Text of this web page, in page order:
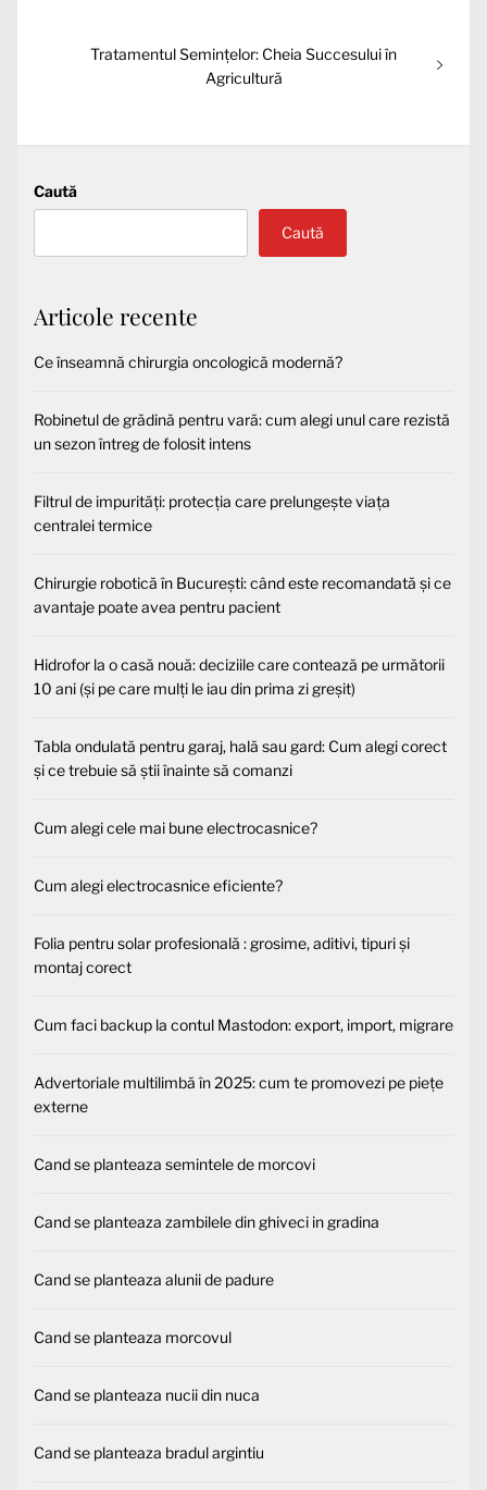
Articolul
Tratamentul Semințelor: Cheia Succesului în
Agricultură
Caută
Caută
Articole recente
Ce înseamnă chirurgia oncologică modernă?
Robinetul de grădină pentru vară: cum alegi unul care rezistă
un sezon întreg de folosit intens
Filtrul de impurități: protecția care prelungește viața
centralei termice
Chirurgie robotică în București: când este recomandată și ce
avantaje poate avea pentru pacient
Hidrofor la o casă nouă: deciziile care contează pe următorii
10 ani (și pe care mulți le iau din prima zi greșit)
Tabla ondulată pentru garaj, hală sau gard: Cum alegi corect
și ce trebuie să știi înainte să comanzi
Cum alegi cele mai bune electrocasnice?
Cum alegi electrocasnice eficiente?
Folia pentru solar profesională : grosime, aditivi, tipuri și
montaj corect
Cum faci backup la contul Mastodon: export, import, migrare
Advertoriale multilimbă în 2025: cum te promovezi pe piețe
externe
Cand se planteaza semintele de morcovi
Cand se planteaza zambilele din ghiveci in gradina
Cand se planteaza alunii de padure
Cand se planteaza morcovul
Cand se planteaza nucii din nuca
Cand se planteaza bradul argintiu